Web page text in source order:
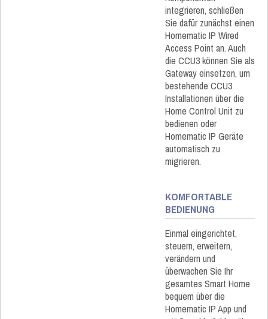
integrieren, schließen
Sie dafür zunächst einen
Homematic IP Wired
Access Point an. Auch
die CCU3 können Sie als
Gateway einsetzen, um
bestehende CCU3
Installationen über die
Home Control Unit zu
bedienen oder
Homematic IP Geräte
automatisch zu
migrieren.
KOMFORTABLE
BEDIENUNG
Einmal eingerichtet,
steuern, erweitern,
verändern und
überwachen Sie Ihr
gesamtes Smart Home
bequem über die
Homematic IP App und